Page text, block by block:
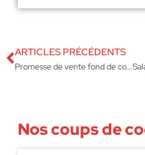
ARTICLES PRÉCÉDENTS
Promesse de vente fond de commerce : la méthode pour sécuriser la transaction ?
Nos coups de